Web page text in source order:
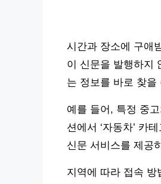
시간과 장소에 구애
이 신문을 발행하지
는 정보를 바로 찾을
예를 들어, 특정 중
션에서 ‘자동차’ 카
신문 서비스를 제공
지역에 따라 접속 방